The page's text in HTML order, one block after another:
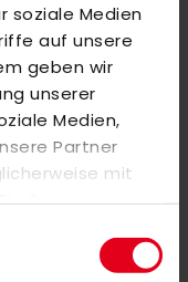
soziale Medien
auf unsere
geben wir
unserer
Medien,
Partner
mit
ihnen
hinzuzufügen
black